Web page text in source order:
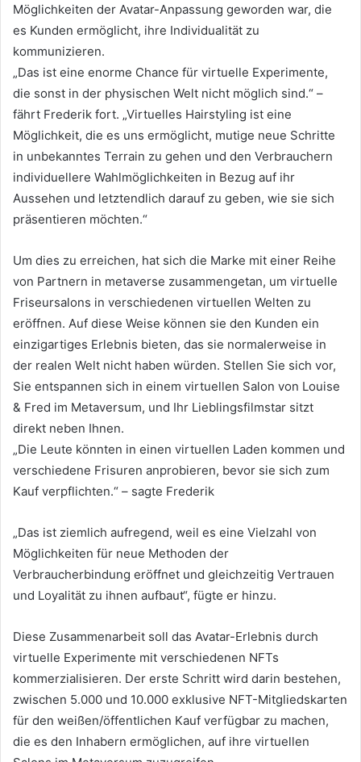
Möglichkeiten der Avatar-Anpassung geworden war, die
es Kunden ermöglicht, ihre Individualität zu
kommunizieren.
„Das ist eine enorme Chance für virtuelle Experimente,
die sonst in der physischen Welt nicht möglich sind.“ –
fährt Frederik fort. „Virtuelles Hairstyling ist eine
Möglichkeit, die es uns ermöglicht, mutige neue Schritte
in unbekanntes Terrain zu gehen und den Verbrauchern
individuellere Wahlmöglichkeiten in Bezug auf ihr
Aussehen und letztendlich darauf zu geben, wie sie sich
präsentieren möchten.“
Um dies zu erreichen, hat sich die Marke mit einer Reihe
von Partnern in metaverse zusammengetan, um virtuelle
Friseursalons in verschiedenen virtuellen Welten zu
eröffnen. Auf diese Weise können sie den Kunden ein
einzigartiges Erlebnis bieten, das sie normalerweise in
der realen Welt nicht haben würden. Stellen Sie sich vor,
Sie entspannen sich in einem virtuellen Salon von Louise
& Fred im Metaversum, und Ihr Lieblingsfilmstar sitzt
direkt neben Ihnen.
„Die Leute könnten in einen virtuellen Laden kommen und
verschiedene Frisuren anprobieren, bevor sie sich zum
Kauf verpflichten.“ – sagte Frederik
„Das ist ziemlich aufregend, weil es eine Vielzahl von
Möglichkeiten für neue Methoden der
Verbraucherbindung eröffnet und gleichzeitig Vertrauen
und Loyalität zu ihnen aufbaut“, fügte er hinzu.
Diese Zusammenarbeit soll das Avatar-Erlebnis durch
virtuelle Experimente mit verschiedenen NFTs
kommerzialisieren. Der erste Schritt wird darin bestehen,
zwischen 5.000 und 10.000 exklusive NFT-Mitgliedskarten
für den weißen/öffentlichen Kauf verfügbar zu machen,
die es den Inhabern ermöglichen, auf ihre virtuellen